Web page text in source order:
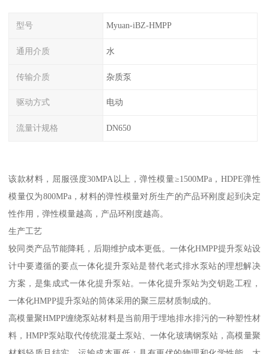
型号 Myuan-iBZ-HMPP
通用介质 水
传输介质 杂质泵
驱动方式 电动
流量计规格 DN650
该款材料，屈服强度30MPA以上，弹性模量≥1500MPa，HDPE弹性
模量仅为800MPa，材料的弹性模量对所生产的产品环刚度起到决定
性作用，弹性模量越高，产品环刚度越高。
生产工艺
较同类产品节能降耗，后期维护成本更低。一体化HMPP提升泵站设
计中要遵循的要点一体化提升泵站是替代老式排水泵站的理想解决
方案，是集成式一体化提升泵站。一体化提升泵站为交钥匙工程，
一体化HMPP提升泵站的筒体采用的聚三层材质制成的。
高模量聚HMPP缠绕泵站材料是当前用于埋地排水排污的一种塑性材
料，HMPP泵站取代传统混凝土泵站、一体化玻璃钢泵站，高模量聚